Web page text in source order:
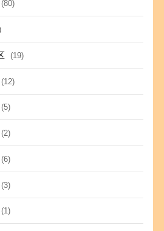
(80)
(19)
(12)
(5)
(2)
(6)
(3)
(1)